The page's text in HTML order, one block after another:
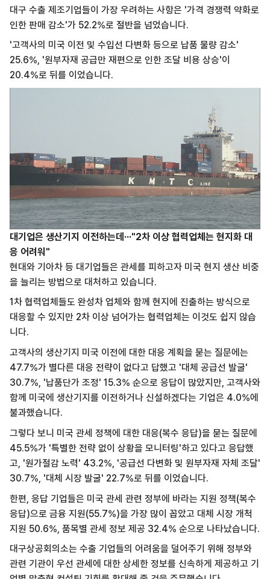
대구 수출 제조기업들이 가장 우려하는 사항은 '가격 경쟁력 약화로
인한 판매 감소'가 52.2%로 절반을 넘었습니다.
'고객사의 미국 이전 및 수입선 다변화 등으로 납품 물량 감소'
25.6%, '원부자재 공급만 재편으로 인한 조달 비용 상승'이
20.4%로 뒤를 이었습니다.
대기업은 생산기지 이전하는데···"2차 이상 협력업체는 현지화 대
응 어려워"
현대와 기아차 등 대기업들은 관세를 피하고자 미국 현지 생산 비중
을 늘리는 방법으로 대처하고 있습니다.
1차 협력업체들도 완성차 업체와 함께 현지에 진출하는 방식으로
대응할 수 있지만 2차 이상 넘어가는 협력업체는 이것도 쉽지 않습
니다.
고객사의 생산기지 미국 이전에 대한 대응 계획을 묻는 질문에는
47.7%가 별다른 대응 전략이 없다고 답했고 '대체 공급선 발굴'
30.7%, '납품단가 조정' 15.3% 순으로 응답이 많았지만, 고객사와
함께 미국에 생산기지를 이전하거나 신설하겠다는 기업은 4.0%에
불과했습니다.
그렇다 보니 미국 관세 정책에 대한 대응(복수 응답)을 묻는 질문에
45.5%가 '특별한 전략 없이 상황을 모니터링'하고 있다고 응답했
고, '원가절감 노력' 43.2%, '공급선 다변화 및 원부자재 자체 조달'
30.7%, '대체 시장 발굴' 22.7%로 뒤를 이었습니다.
한편, 응답 기업들은 미국 관세 관련 정부에 바라는 지원 정책(복수
응답)으로 금융 지원(55.7%)을 가장 많이 꼽았고 대체 시장 개척
지원 50.6%, 품목별 관세 정보 제공 32.4% 순으로 나타났습니다.
대구상공회의소는 수출 기업들의 어려움을 덜어주기 위해 정부와
관련 기관이 우선 관세에 대한 상세한 정보를 신속하게 제공하고 기